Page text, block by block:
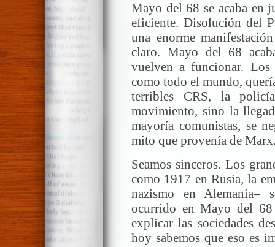
Mayo del 68 se acaba en
eficiente. Disolución del
una enorme
claro. Mayo del 68
vuelven a funcionar. Los
como todo el mundo,
terribles CRS, la
movimiento, sino la
mayoría comunistas, se
mito que provenía de
Seamos sinceros. Los
como 1917 en Rusia, la
nazismo en Alemania–
ocurrido en Mayo del
explicar las sociedades
hoy sabemos que eso es